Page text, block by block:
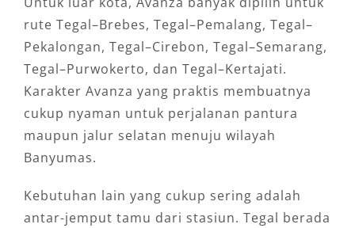
rute Tegal–Brebes, Tegal–Pemalang, Tegal–
Pekalongan, Tegal–Cirebon, Tegal–Semarang,
Tegal–Purwokerto, dan Tegal–Kertajati.
Karakter Avanza yang praktis membuatnya
cukup nyaman untuk perjalanan pantura
maupun jalur selatan menuju wilayah
Banyumas.
Kebutuhan lain yang cukup sering adalah
antar-jemput tamu dari stasiun. Tegal berada